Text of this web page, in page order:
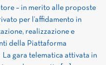
– in merito alle proposte
per l’affidamento in
realizzazione e
della Piattaforma
gara telematica attivata in